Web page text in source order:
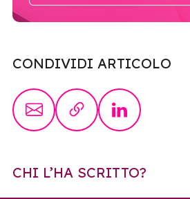
CONDIVIDI ARTICOLO
CHI L’HA SCRITTO?